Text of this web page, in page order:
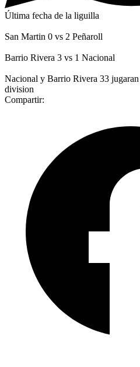
Última fecha de la liguilla
San Martin 0 vs 2 Peñaroll
Barrio Rivera 3 vs 1 Nacional
Nacional y Barrio Rivera 33
division
Compartir: